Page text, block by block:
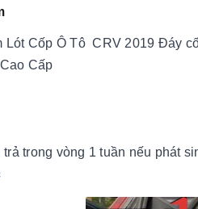
Lót Cốp Ô Tô CRV 2019 Đáy
Cấp
trả trong vòng 1 tuần nếu phát